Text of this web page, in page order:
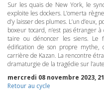
Sur les quais de New York, le
exploite les dockers. L’omerta
d’y laisser des plumes. L’un d’eux,
boxeur tocard, n’est pas étranger
taire ou dénoncer les siens. Le
édification de son propre mythe,
carrière de Kazan. La rencontre
dramaturgie de la tragédie sur
mercredi 08 novembre 2023,
Retour au cycle